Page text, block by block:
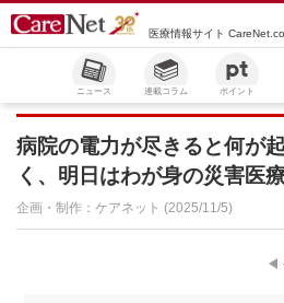
医療情報サイト
ニュース 連載コラム ポイント
病院の電力が尽きると何が
く、明日はわが身の災害医
企画・制作：ケアネット (2025/11/5)